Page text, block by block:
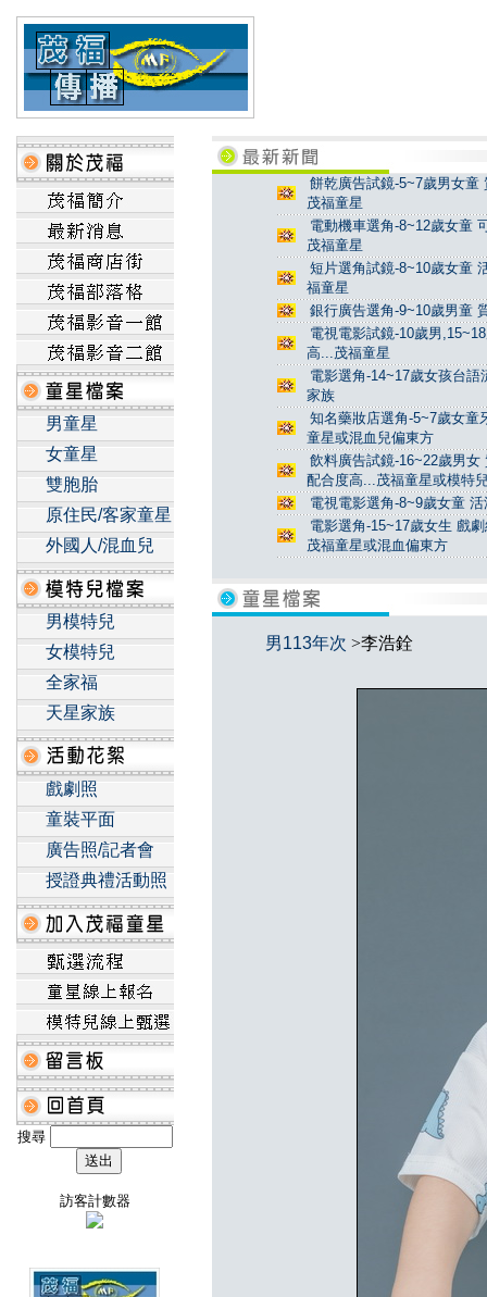
男童星
女童星
雙胞胎
原住民/客家童星
外國人/混血兒
男模特兒
女模特兒
全家福
天星家族
戲劇照
童裝平面
廣告照/記者會
授證典禮活動照
搜尋
訪客計數器
餅乾廣告試鏡-5~7歲男女
茂福童星
電動機車選角-8~12歲女童
茂福童星
短片選角試鏡-8~10歲女童
福童星
銀行廣告選角-9~10歲男童
電視電影試鏡-10歲男
高...茂福童星
電影選角-14~17歲女孩台
家族
知名藥妝店選角-5~7歲女童
童星或混血兒偏東方
飲料廣告試鏡-16~22歲男
配合度高...茂福童星或模特
電視電影選角-8~9歲女童
電影選角-15~17歲女生 戲
茂福童星或混血偏東方
男113年次 >李浩銓